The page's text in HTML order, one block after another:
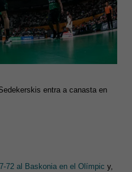
entra a canasta en
72 al Baskonia en el Olímpic y,